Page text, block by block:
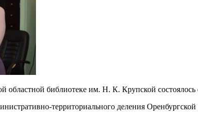
областной библиотеке им. Н. К. Крупской
территориального деления